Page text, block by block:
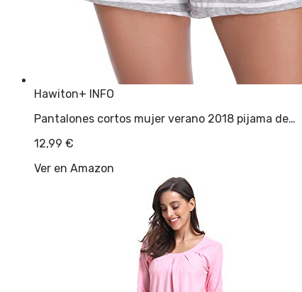
Hawiton+ INFO
Pantalones cortos mujer verano 2018 pijama de…
12,99 €
Ver en Amazon